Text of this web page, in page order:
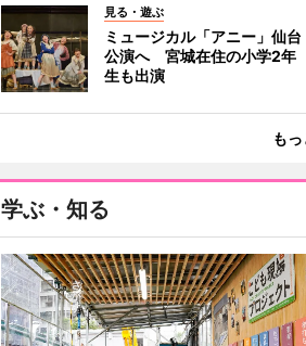
見る・遊ぶ
ミュージカル「アニー」仙台
公演へ 宮城在住の小学2年
生も出演
も
学ぶ・知る